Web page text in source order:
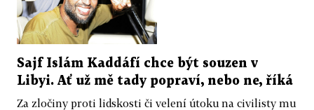
Sajf Islám Kaddáfí chce být souzen v
Libyi. Ať už mě tady popraví, nebo ne, říká
Za zločiny proti lidskosti či velení útoku na civilisty mu